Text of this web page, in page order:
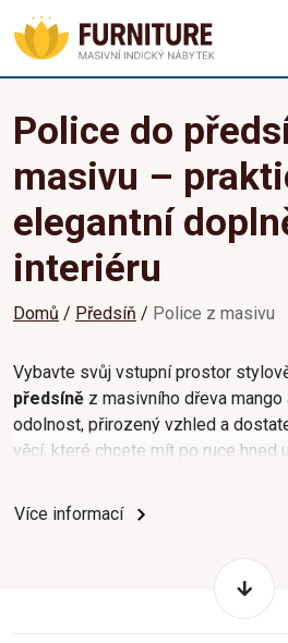
Police do
masivu –
elegantní
interiéru
Domů Předsíň Police z masivu
Vybavte svůj vstupní prostor
předsíně z masivního dřeva
odolnost, přirozený vzhled a
věcí, které chcete mít po ruce hned
Více informací